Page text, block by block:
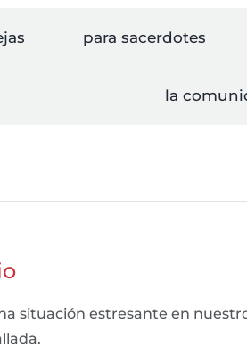
para sacerdotes
la
situación estresante en